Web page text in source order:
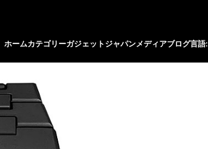
ホームカテゴリーガジェットジャパンメディアブログ言語: